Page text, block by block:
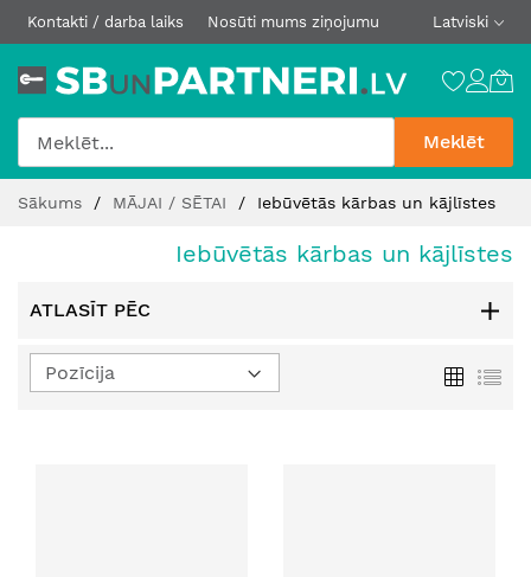
Kontakti / darba laiks Nosūti mums ziņojumu Latviski
Meklēt
Sākums MĀJAI / SĒTAI Iebūvētās kārbas un kājlīstes
Iebūvētās kārbas un kājlīstes
ATLASĪT PĒC
Režģis